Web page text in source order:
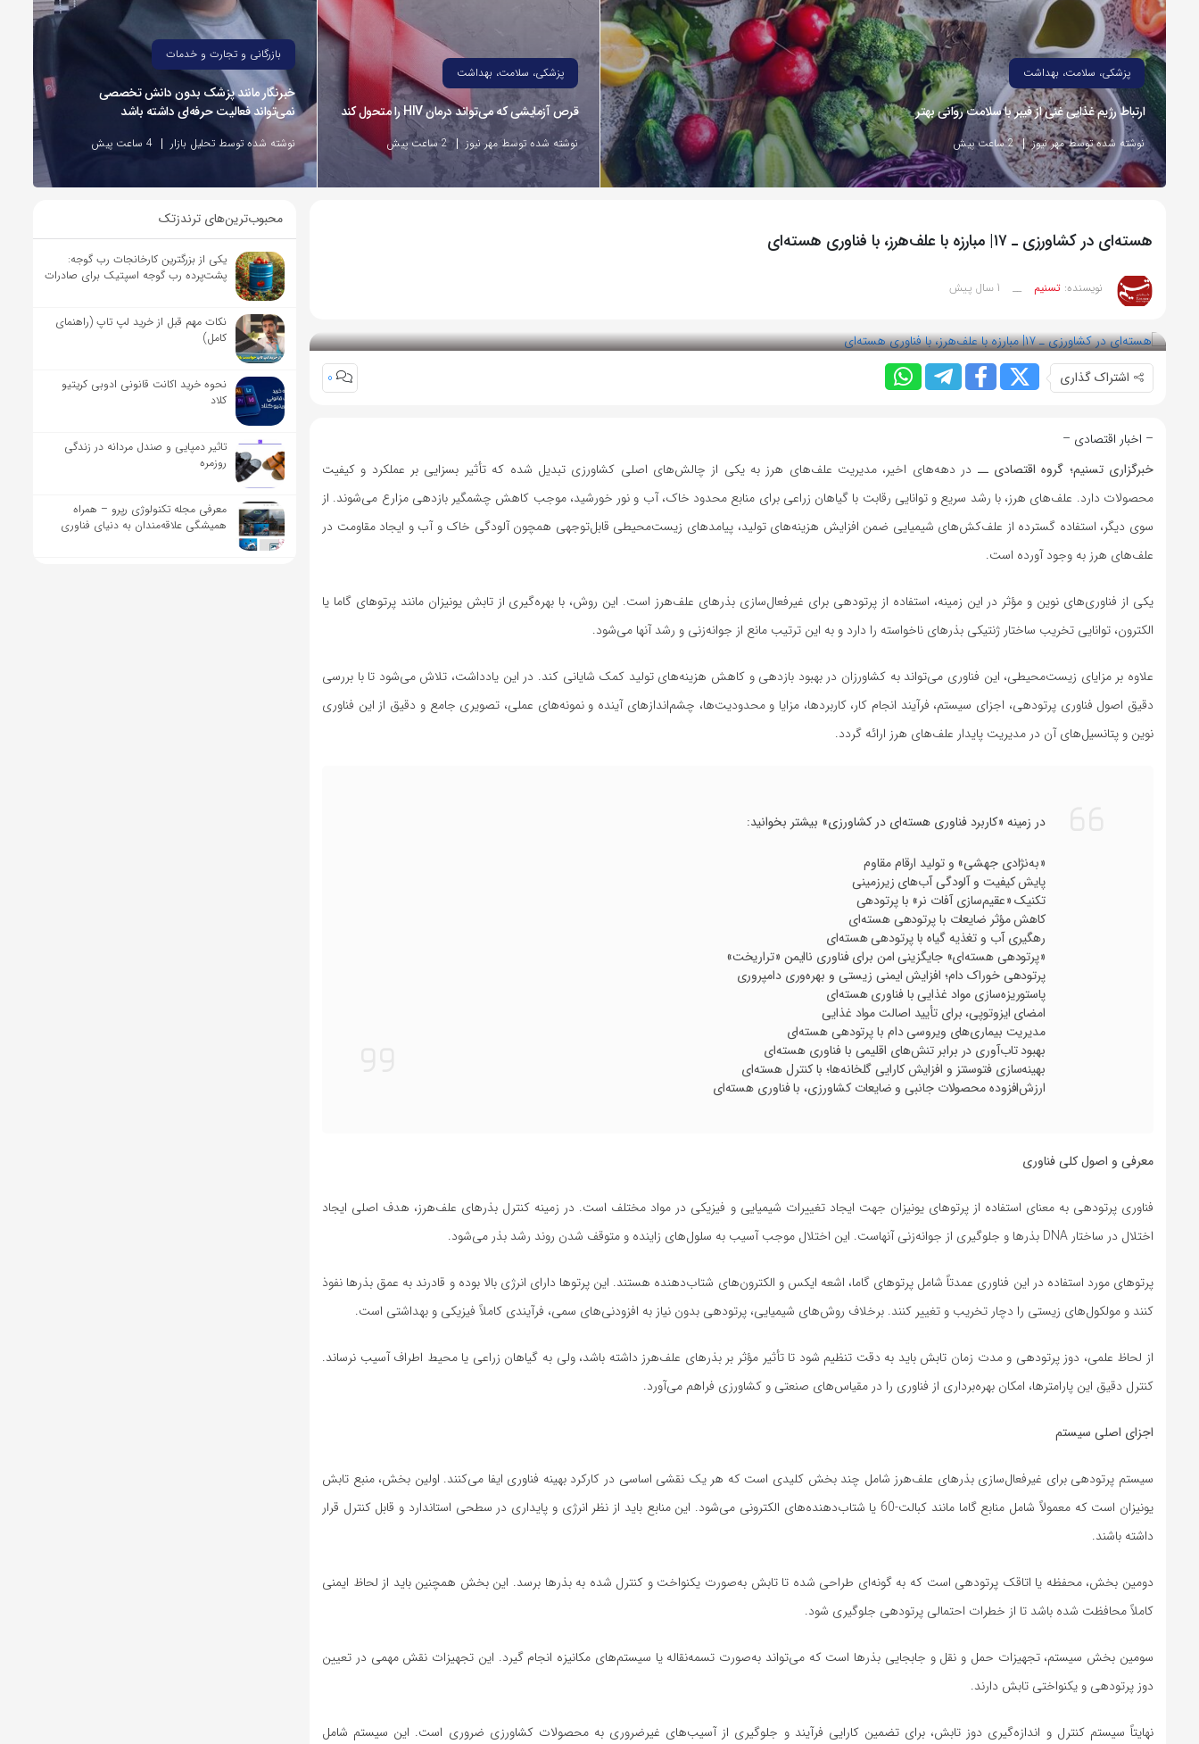
پزشکی، سلامت، بهداشت
ارتباط رژیم غذایی غنی از فیبر با سلامت روانی بهتر
نوشته شده توسط مهر نیوز 2 ساعت پیش
پزشکی، سلامت، بهداشت
قرص آزمایشی که می‌تواند درمان HIV را متحول کند
نوشته شده توسط مهر نیوز 2 ساعت پیش
بازرگانی و تجارت و خدمات
خبرنگار مانند پزشک بدون دانش تخصصی
نمی‌تواند فعالیت حرفه‌ای داشته باشد
نوشته شده توسط تحلیل بازار 4 ساعت پیش
هسته‌ای در کشاورزی ـ ۱۷| مبارزه با علف‌هرز، با فناوری هسته‌ای
نویسنده: تسنیم __ 1 سال پیش
اشتراک گذاری 0
– اخبار اقتصادی –
خبرگزاری تسنیم؛ گروه اقتصادی ــ در دهه‌های اخیر، مدیریت علف‌های هرز به یکی از چالش‌های اصلی کشاورزی تبدیل شده که تأثیر بسزایی بر عملکرد و کیفیت
محصولات دارد. علف‌های هرز، با رشد سریع و توانایی رقابت با گیاهان زراعی برای منابع محدود خاک، آب و نور خورشید، موجب کاهش چشمگیر بازدهی مزارع می‌شوند. از
سوی دیگر، استفاده گسترده از علف‌کش‌های شیمیایی ضمن افزایش هزینه‌های تولید، پیامدهای زیست‌محیطی قابل‌توجهی همچون آلودگی خاک و آب و ایجاد مقاومت در
علف‌های ‌هرز به وجود آورده است.
یکی از فناوری‌های نوین و مؤثر در این زمینه، استفاده از پرتودهی برای غیرفعال‌سازی بذرهای علف‌هرز است. این روش، با بهره‌گیری از تابش یونیزان مانند پرتوهای گاما یا
الکترون، توانایی تخریب ساختار ژنتیکی بذرهای ناخواسته را دارد و به این ترتیب مانع از جوانه‌زنی و رشد آنها می‌شود.
علاوه بر مزایای زیست‌محیطی، این فناوری می‌تواند به کشاورزان در بهبود بازدهی و کاهش هزینه‌های تولید کمک شایانی کند. در این یادداشت، تلاش می‌شود تا با بررسی
دقیق اصول فناوری پرتودهی، اجزای سیستم، فرآیند انجام کار، کاربردها، مزایا و محدودیت‌ها، چشم‌اندازهای آینده و نمونه‌های عملی، تصویری جامع و دقیق از این فناوری
نوین و پتانسیل‌های آن در مدیریت پایدار علف‌های هرز ارائه گردد.
در زمینه «کاربرد فناوری هسته‌ای در کشاورزی» بیشتر بخوانید:
«به‌نژادی جهشی» و تولید ارقام مقاوم
پایش کیفیت و آلودگی آب‌های زیرزمینی
تکنیک «عقیم‌سازی آفات نر» با پرتودهی
کاهش مؤثر ضایعات با پرتودهی هسته‌ای
رهگیری آب و تغذیه گیاه با پرتودهی هسته‌ای
«پرتودهی هسته‌ای» جایگزینی امن برای فناوری ناایمن «تراریخت»
پرتودهی خوراک دام؛ افزایش ایمنی زیستی و بهره‌وری دامپروری
پاستوریزه‌سازی مواد غذایی با فناوری هسته‌ای
امضای ایزوتوپی، برای تأیید اصالت مواد غذایی
مدیریت بیماری‌های ویروسی دام با پرتودهی هسته‌ای
بهبود تاب‌آوری در برابر تنش‌های اقلیمی با فناوری هسته‌ای
بهینه‌سازی فتوسنتز و افزایش کارایی گلخانه‌ها؛ با کنترل هسته‌ای
ارزش‌افزوده محصولات جانبی و ضایعات کشاورزی، با فناوری هسته‌ای
معرفی و اصول کلی فناوری
فناوری پرتودهی به معنای استفاده از پرتوهای یونیزان جهت ایجاد تغییرات شیمیایی و فیزیکی در مواد مختلف است. در زمینه کنترل بذرهای علف‌هرز، هدف اصلی ایجاد
اختلال در ساختار DNA بذرها و جلوگیری از جوانه‌زنی آنهاست. این اختلال موجب آسیب به سلول‌های زاینده و متوقف شدن روند رشد بذر می‌شود.
پرتوهای مورد استفاده در این فناوری عمدتاً شامل پرتوهای گاما، اشعه ایکس و الکترون‌های شتاب‌دهنده هستند. این پرتوها دارای انرژی بالا بوده و قادرند به عمق بذرها نفوذ
کنند و مولکول‌های زیستی را دچار تخریب و تغییر کنند. برخلاف روش‌های شیمیایی، پرتودهی بدون نیاز به افزودنی‌های سمی، فرآیندی کاملاً فیزیکی و بهداشتی است.
از لحاظ علمی، دوز پرتودهی و مدت زمان تابش باید به دقت تنظیم شود تا تأثیر مؤثر بر بذرهای علف‌هرز داشته باشد، ولی به گیاهان زراعی یا محیط اطراف آسیب نرساند.
کنترل دقیق این پارامترها، امکان بهره‌برداری از فناوری را در مقیاس‌های صنعتی و کشاورزی فراهم می‌آورد.
اجزای اصلی سیستم
سیستم پرتودهی برای غیرفعال‌سازی بذرهای علف‌هرز شامل چند بخش کلیدی است که هر یک نقشی اساسی در کارکرد بهینه فناوری ایفا می‌کنند. اولین بخش، منبع تابش
یونیزان است که معمولاً شامل منابع گاما مانند کبالت-60 یا شتاب‌دهنده‌های الکترونی می‌شود. این منابع باید از نظر انرژی و پایداری در سطحی استاندارد و قابل کنترل قرار
داشته باشند.
دومین بخش، محفظه یا اتاقک پرتودهی است که به گونه‌ای طراحی شده تا تابش به‌صورت یکنواخت و کنترل شده به بذرها برسد. این بخش همچنین باید از لحاظ ایمنی
کاملاً محافظت شده باشد تا از خطرات احتمالی پرتودهی جلوگیری شود.
سومین بخش سیستم، تجهیزات حمل و نقل و جابجایی بذرها است که می‌تواند به‌صورت تسمه‌نقاله یا سیستم‌های مکانیزه انجام گیرد. این تجهیزات نقش مهمی در تعیین
دوز پرتودهی و یکنواختی تابش دارند.
نهایتاً سیستم کنترل و اندازه‌گیری دوز تابش، برای تضمین کارایی فرآیند و جلوگیری از آسیب‌های غیرضروری به محصولات کشاورزی ضروری است. این سیستم شامل
محبوب‌ترین‌های ترندزتک
یکی از بزرگترین کارخانجات رب گوجه:
پشت‌پرده رب گوجه اسپتیک برای صادرات
نکات مهم قبل از خرید لپ تاپ (راهنمای
کامل)
نحوه خرید اکانت قانونی ادوبی کریتیو
کلاد
تاثیر دمپایی و صندل مردانه در زندگی
روزمره
معرفی مجله تکنولوژی رپرو – همراه
همیشگی علاقه‌مندان به دنیای فناوری